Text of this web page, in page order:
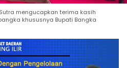
mengucapkan terima kasih
khususnya Bupati Bangka